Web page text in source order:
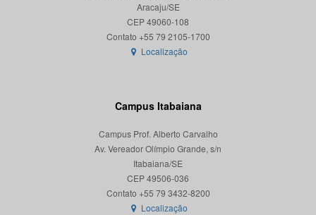
Aracaju/SE
CEP 49060-108
Localização
Campus Itabaiana
Campus Prof. Alberto Carvalho
Av. Vereador Olímpio Grande, s/n
Itabaiana/SE
CEP 49506-036
Localização